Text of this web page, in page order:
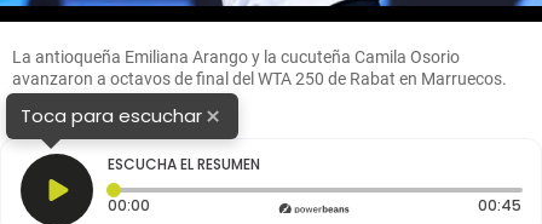
La antioqueña Emiliana Arango y la cucuteña Camila Osorio
avanzaron a octavos de final del WTA 250 de Rabat en Marruecos.
FOTO COLPRENSA
Toca para escuchar×
ESCUCHA EL RESUMEN
00:00 Tiempo transcurrido: 0 segundos 00:45